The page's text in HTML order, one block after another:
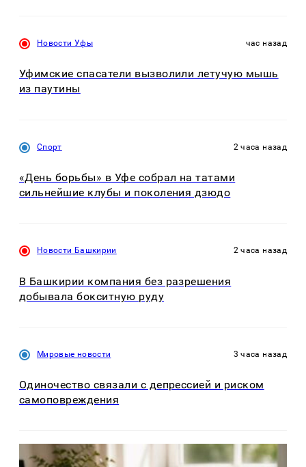
Новости Уфы час назад
Уфимские спасатели вызволили летучую мышь
из паутины
Спорт 2 часа назад
«День борьбы» в Уфе собрал на татами
сильнейшие клубы и поколения дзюдо
Новости Башкирии 2 часа назад
В Башкирии компания без разрешения
добывала бокситную руду
Мировые новости 3 часа назад
Одиночество связали с депрессией и риском
самоповреждения